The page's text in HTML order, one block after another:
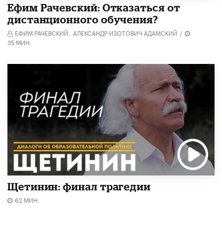
Ефим Рачевский: Отказаться от
дистанционного обучения?
ЕФИМ РАЧЕВСКИЙ, АЛЕКСАНДР ИЗОТОВИЧ АДАМСКИЙ /
35 МИН.
Щетинин: финал трагедии
62 МИН.